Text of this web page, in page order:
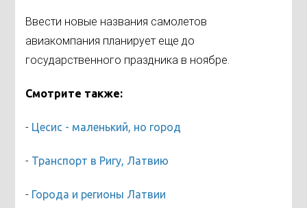
Ввести новые названия самолетов
авиакомпания планирует еще до
государственного праздника в ноябре.
Смотрите также:
- Цесис - маленький, но город
- Транспорт в Ригу, Латвию
- Города и регионы Латвии